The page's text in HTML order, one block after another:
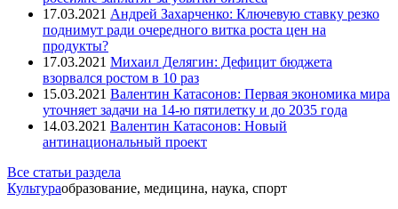
17.03.2021 Андрей Захарченко: Ключевую ставку резко
поднимут ради очередного витка роста цен на
продукты?
17.03.2021 Михаил Делягин: Дефицит бюджета
взорвался ростом в 10 раз
15.03.2021 Валентин Катасонов: Первая экономика мира
уточняет задачи на 14-ю пятилетку и до 2035 года
14.03.2021 Валентин Катасонов: Новый
антинациональный проект
Все статьи раздела
Культураобразование, медицина, наука, спорт